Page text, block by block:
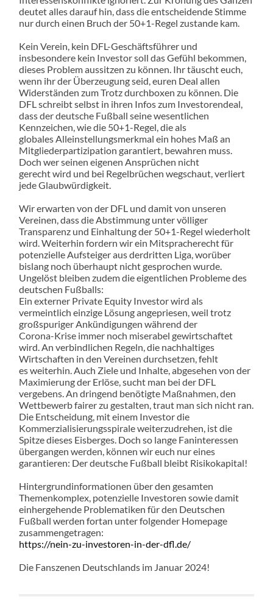
deutet alles darauf hin, dass die entscheidende Stimme
nur durch einen Bruch der 50+1-Regel zustande kam.
Kein Verein, kein DFL-Geschäftsführer und
insbesondere kein Investor soll das Gefühl bekommen,
dieses Problem aussitzen zu können. Ihr täuscht euch,
wenn ihr der Überzeugung seid, euren Deal allen
Widerständen zum Trotz durchboxen zu können. Die
DFL schreibt selbst in ihren Infos zum Investorendeal,
dass der deutsche Fußball seine wesentlichen
Kennzeichen, wie die 50+1-Regel, die als
globales Alleinstellungsmerkmal ein hohes Maß an
Mitgliederpartizipation garantiert, bewahren muss.
Doch wer seinen eigenen Ansprüchen nicht
gerecht wird und bei Regelbrüchen wegschaut, verliert
jede Glaubwürdigkeit.
Wir erwarten von der DFL und damit von unseren
Vereinen, dass die Abstimmung unter völliger
Transparenz und Einhaltung der 50+1-Regel wiederholt
wird. Weiterhin fordern wir ein Mitspracherecht für
potenzielle Aufsteiger aus derdritten Liga, worüber
bislang noch überhaupt nicht gesprochen wurde.
Ungelöst bleiben zudem die eigentlichen Probleme des
deutschen Fußballs:
Ein externer Private Equity Investor wird als
vermeintlich einzige Lösung angepriesen, weil trotz
großspuriger Ankündigungen während der
Corona-Krise immer noch miserabel gewirtschaftet
wird. An verbindlichen Regeln, die nachhaltiges
Wirtschaften in den Vereinen durchsetzen, fehlt
es weiterhin. Auch Ziele und Inhalte, abgesehen von der
Maximierung der Erlöse, sucht man bei der DFL
vergebens. An dringend benötigte Maßnahmen, den
Wettbewerb fairer zu gestalten, traut man sich nicht ran.
Die Entscheidung, mit einem Investor die
Kommerzialisierungsspirale weiterzudrehen, ist die
Spitze dieses Eisberges. Doch so lange Faninteressen
übergangen werden, können wir euch nur eines
garantieren: Der deutsche Fußball bleibt Risikokapital!
Hintergrundinformationen über den gesamten
Themenkomplex, potenzielle Investoren sowie damit
einhergehende Problematiken für den Deutschen
Fußball werden fortan unter folgender Homepage
zusammengetragen:
https://nein-zu-investoren-in-der-dfl.de/
Die Fanszenen Deutschlands im Januar 2024!